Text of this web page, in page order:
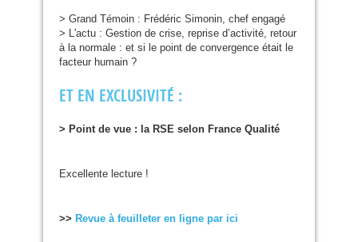
> Grand Témoin : Frédéric Simonin, chef engagé
> L'actu : Gestion de crise, reprise d’activité, retour
à la normale : et si le point de convergence était le
facteur humain ?
ET EN EXCLUSIVITÉ :
> Point de vue : la RSE selon France Qualité
Excellente lecture !
>> Revue à feuilleter en ligne par ici